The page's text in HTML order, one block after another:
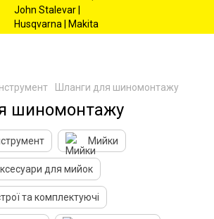
Шланги для шиномонтажу
шиномонтажу
Мийки
для мийок
та комплектуючі